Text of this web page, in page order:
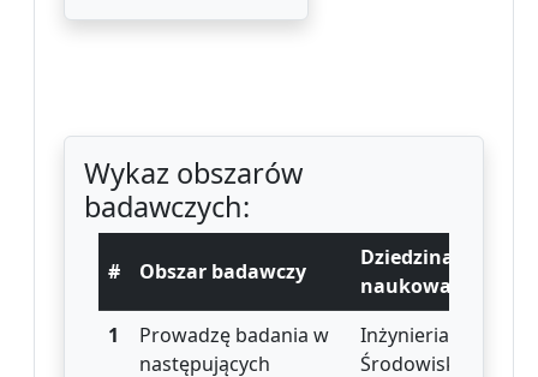
Wykaz obszarów
badawczych:
# Obszar badawczy
Dziedzina
naukowa
1
Prowadzę badania w
następujących
Inżynieria
Środowiska,